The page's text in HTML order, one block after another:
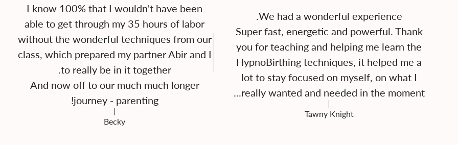
Super fast, energetic and powerful. Thank
you for teaching and helping me learn the
HypnoBirthing techniques, it helped me a
lot to stay focused on myself, on what I
really wanted and needed in the moment...
Tawny Knight
I know 100% that I wouldn't have been
able to get through my 35 hours of labor
without the wonderful techniques from our
class, which prepared my partner Abir and I
And now off to our much much longer
journey - parenting!
Becky